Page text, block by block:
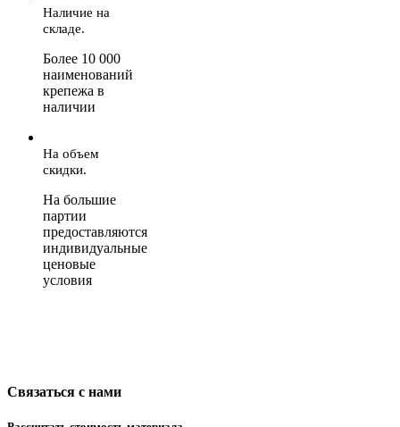
Наличие на
складе.
Более 10 000
наименований
крепежа в
наличии
На объем
скидки.
На большие
партии
предоставляются
индивидуальные
ценовые
условия
Связаться с нами